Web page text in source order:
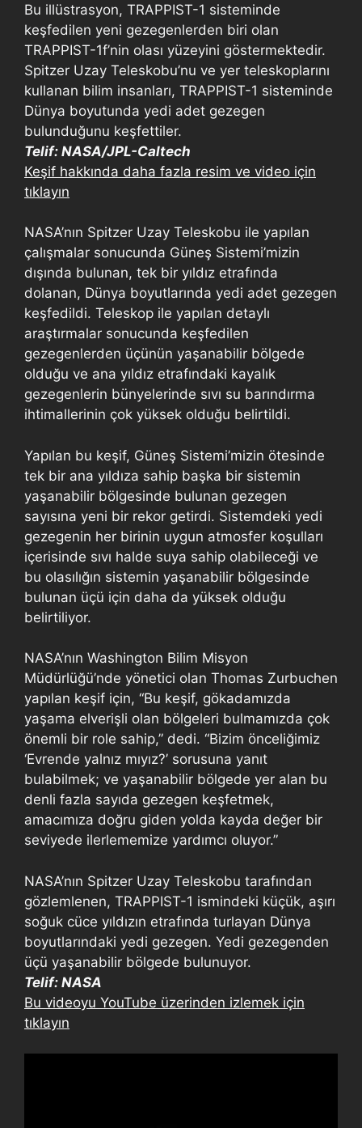
Bu illüstrasyon, TRAPPIST-1 sisteminde
keşfedilen yeni gezegenlerden biri olan
TRAPPIST-1f’nin olası yüzeyini göstermektedir.
Spitzer Uzay Teleskobu’nu ve yer teleskoplarını
kullanan bilim insanları, TRAPPIST-1 sisteminde
Dünya boyutunda yedi adet gezegen
bulunduğunu keşfettiler.
Telif: NASA/JPL-Caltech
Keşif hakkında daha fazla resim ve video için
tıklayın
NASA’nın Spitzer Uzay Teleskobu ile yapılan
çalışmalar sonucunda Güneş Sistemi’mizin
dışında bulunan, tek bir yıldız etrafında
dolanan, Dünya boyutlarında yedi adet gezegen
keşfedildi. Teleskop ile yapılan detaylı
araştırmalar sonucunda keşfedilen
gezegenlerden üçünün yaşanabilir bölgede
olduğu ve ana yıldız etrafındaki kayalık
gezegenlerin bünyelerinde sıvı su barındırma
ihtimallerinin çok yüksek olduğu belirtildi.
Yapılan bu keşif, Güneş Sistemi’mizin ötesinde
tek bir ana yıldıza sahip başka bir sistemin
yaşanabilir bölgesinde bulunan gezegen
sayısına yeni bir rekor getirdi. Sistemdeki yedi
gezegenin her birinin uygun atmosfer koşulları
içerisinde sıvı halde suya sahip olabileceği ve
bu olasılığın sistemin yaşanabilir bölgesinde
bulunan üçü için daha da yüksek olduğu
belirtiliyor.
NASA’nın Washington Bilim Misyon
Müdürlüğü’nde yönetici olan Thomas Zurbuchen
yapılan keşif için, “Bu keşif, gökadamızda
yaşama elverişli olan bölgeleri bulmamızda çok
önemli bir role sahip,” dedi. “Bizim önceliğimiz
‘Evrende yalnız mıyız?’ sorusuna yanıt
bulabilmek; ve yaşanabilir bölgede yer alan bu
denli fazla sayıda gezegen keşfetmek,
amacımıza doğru giden yolda kayda değer bir
seviyede ilerlememize yardımcı oluyor.”
NASA’nın Spitzer Uzay Teleskobu tarafından
gözlemlenen, TRAPPIST-1 ismindeki küçük, aşırı
soğuk cüce yıldızın etrafında turlayan Dünya
boyutlarındaki yedi gezegen. Yedi gezegenden
üçü yaşanabilir bölgede bulunuyor.
Telif: NASA
Bu videoyu YouTube üzerinden izlemek için
tıklayın